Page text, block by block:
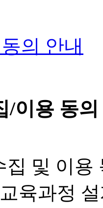
의 안내
/이용 동
집 및 이용
육과정